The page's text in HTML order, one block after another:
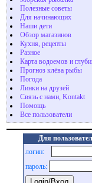
Полезные советы
Для начинающих
Наши дети
Обзор магазинов
Кухня, рецепты
Разное
Карта водоемов и
Прогноз клёва рыбы
Погода
Линки на друзей
Связь с нами, Kontakt
Помощь
Все пользователи
Для
логин:
пароль: